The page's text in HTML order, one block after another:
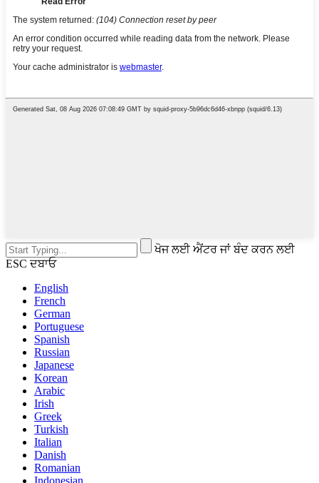
ਖੋਜ ਲਈ ਐਂਟਰ ਜਾਂ ਬੰਦ ਕਰਨ ਲਈ
ESC ਦਬਾਓ
English
French
German
Portuguese
Spanish
Russian
Japanese
Korean
Arabic
Irish
Greek
Turkish
Italian
Danish
Romanian
Indonesian